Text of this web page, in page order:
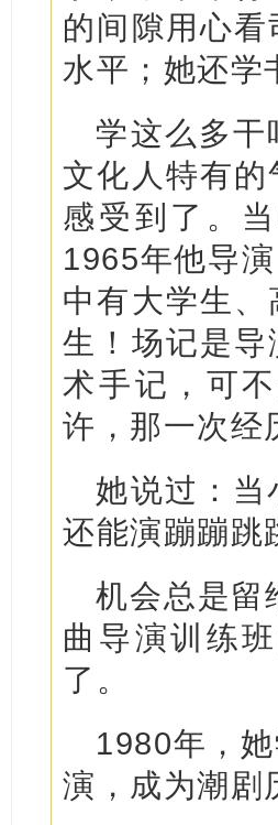
的间隙用心
水平；她还学
学这么多
文化人特有
感受到了。
1965年他导
中有大学生
生！场记是
术手记，可
许，那一次经
她说过：
还能演蹦蹦跳
机会总是留
曲导演训练
了。
1980年，
演，成为潮剧